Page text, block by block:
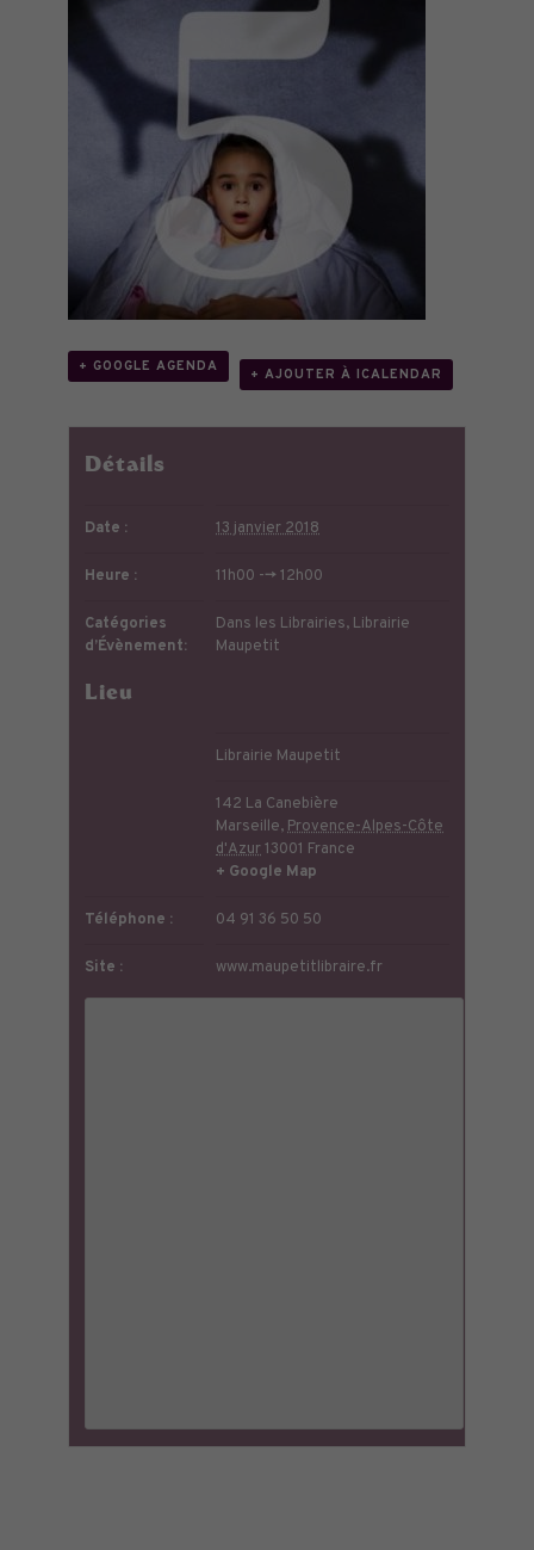
+ GOOGLE AGENDA
+ AJOUTER À ICALENDAR
Détails
Date : 13 janvier 2018
Heure : 11h00 --> 12h00
Catégories
d’Évènement:
Dans les Librairies, Librairie
Maupetit
Lieu
Librairie Maupetit
142 La Canebière
Marseille,Provence-Alpes-Côte
d'Azur13001 France
+ Google Map
Téléphone : 04 91 36 50 50
Site : www.maupetitlibraire.fr